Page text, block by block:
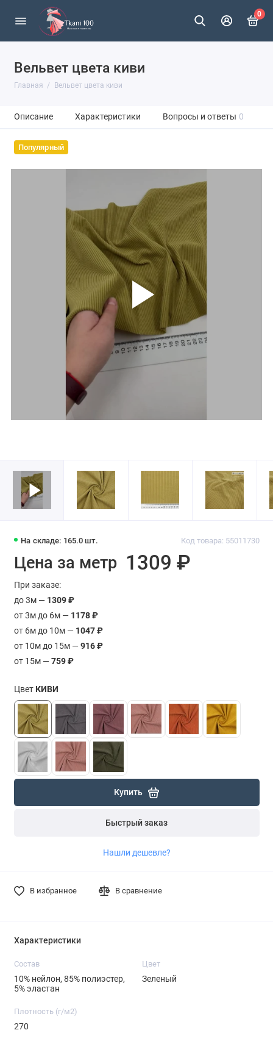
0
Вельвет цвета киви
Главная Вельвет цвета киви
Описание Характеристики Вопросы и ответы 0
Популярный
На складе: 165.0 шт. Код товара: 55011730
Цена за метр 1309 ₽
При заказе:
до 3м — 1309 ₽
от 3м до 6м — 1178 ₽
от 6м до 10м — 1047 ₽
от 10м до 15м —916 ₽
от 15м —759 ₽
Цвет КИВИ
Купить
Быстрый заказ
Нашли дешевле?
В избранное В сравнение
Характеристики
Состав
10% нейлон, 85% полиэстер,
5% эластан
Цвет
Зеленый
Плотность (г/м2)
270